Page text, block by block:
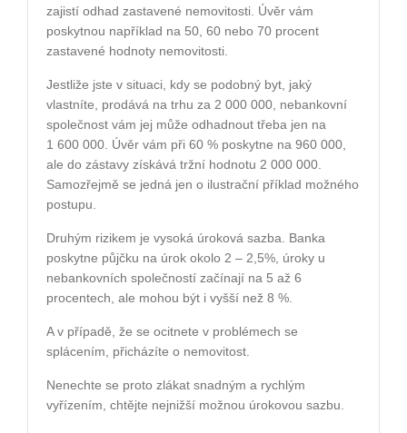
zajistí odhad zastavené nemovitosti. Úvěr vám
poskytnou například na 50, 60 nebo 70 procent
zastavené hodnoty nemovitosti.
Jestliže jste v situaci, kdy se podobný byt, jaký
vlastníte, prodává na trhu za 2 000 000, nebankovní
společnost vám jej může odhadnout třeba jen na
1 600 000. Úvěr vám při 60 % poskytne na 960 000,
ale do zástavy získává tržní hodnotu 2 000 000.
Samozřejmě se jedná jen o ilustrační příklad možného
postupu.
Druhým rizikem je vysoká úroková sazba. Banka
poskytne půjčku na úrok okolo 2 – 2,5%, úroky u
nebankovních společností začínají na 5 až 6
procentech, ale mohou být i vyšší než 8 %.
A v případě, že se ocitnete v problémech se
splácením, přicházíte o nemovitost.
Nenechte se proto zlákat snadným a rychlým
vyřízením, chtějte nejnižší možnou úrokovou sazbu.